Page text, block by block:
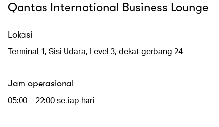
Qantas International Business Lounge
Lokasi
Terminal 1, Sisi Udara, Level 3, dekat gerbang 24
Jam operasional
05:00 – 22:00 setiap hari